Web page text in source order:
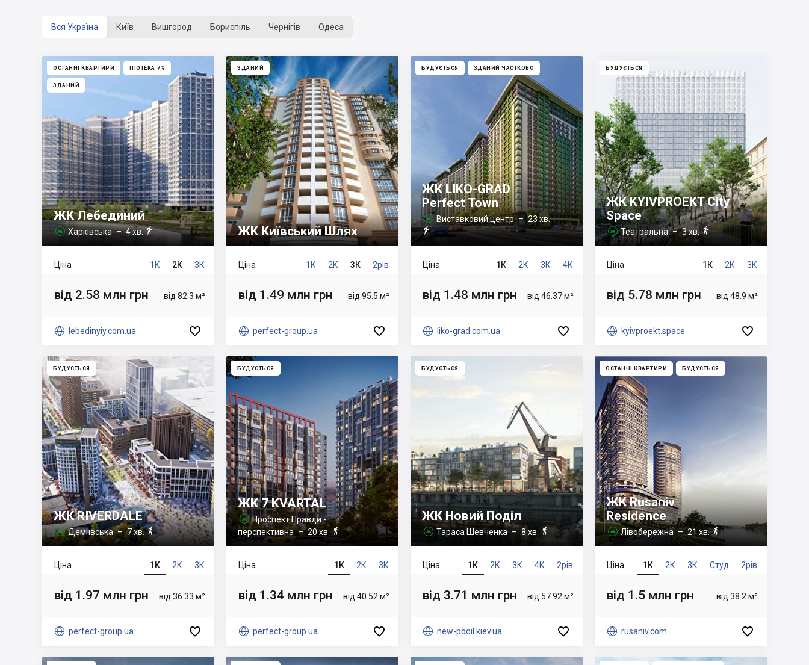
Вся Україна Київ Вишгород Бориспіль Чернігів Одеса
ОСТАННІ КВАРТИРИ ІПОТЕКА 7%
ЗДАНИЙ
ЖК Лебединий
 Харківська– 4 хв.
1К 2К 3К
Ціна
від 82.3 м²
від 2.58 млн грн
 lebedinyiy.com.ua 
ЗДАНИЙ
ЖК Київський Шлях
1К 2К 3К 2рів
Ціна
від 95.5 м²
від 1.49 млн грн
 perfect-group.ua 
БУДУЄТЬСЯ ЗДАНИЙ ЧАСТКОВО
ЖК LIKO-GRAD
Perfect Town
 Виставковий центр– 23 хв.

1К 2К 3К 4К
Ціна
від 46.37 м²
від 1.48 млн грн
 liko-grad.com.ua 
БУДУЄТЬСЯ
ЖК KYIVPROEKT City
Space
 Театральна– 3 хв.
1К 2К 3К
Ціна
від 48.9 м²
від 5.78 млн грн
 kyivproekt.space 
БУДУЄТЬСЯ
ЖК RIVERDALE
 Деміївська– 7 хв.
1К 2К 3К
Ціна
від 36.33 м²
від 1.97 млн грн
 perfect-group.ua 
БУДУЄТЬСЯ
ЖК 7 KVARTAL

Проспект Правди -
перспективна– 20 хв. 
1К 2К 3К
Ціна
від 40.52 м²
від 1.34 млн грн
 perfect-group.ua 
БУДУЄТЬСЯ
ЖК Новий Поділ
 Тараса Шевченка– 8 хв. 
1К 2К 3К 4К 2рів
Ціна
від 57.92 м²
від 3.71 млн грн
 new-podil.kiev.ua 
ОСТАННІ КВАРТИРИ БУДУЄТЬСЯ
ЖК Rusaniv
Residence
 Лівобережна– 21 хв.
1К 2К 3К Студ 2рів
Ціна
від 38.2 м²
від 1.5 млн грн
 rusaniv.com 